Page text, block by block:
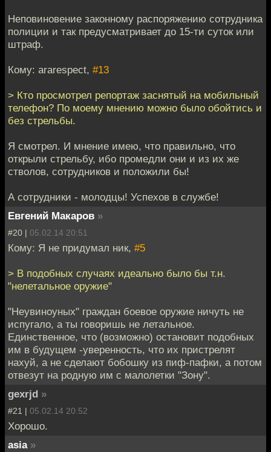
Неповиновение законному распоряжению сотрудника
полиции и так предусматривает до 15-ти суток или
штраф.
Кому: ararespect, #13
> Кто просмотрел репортаж заснятый на мобильный
телефон? По моему мнению можно было обойтись и
без стрельбы.
Я смотрел. И мнение имею, что правильно, что
открыли стрельбу, ибо промедли они и из их же
стволов, сотрудников и положили бы!
А сотрудники - молодцы! Успехов в службе!
Евгений Макаров »
#20 | 05.02.14 20:51
Кому: Я не придумал ник, #5
> В подобных случаях идеально было бы т.н.
"нелетальное оружие"
"Неувиноуных" граждан боевое оружие ничуть не
испугало, а ты говоришь не летальное.
Единственное, что (возможно) остановит подобных
им в будущем -уверенность, что их пристрелят
нахуй, а не сделают бобошку из пиф-пафки, а потом
отвезут на родную им с малолетки "Зону".
gexrjd »
#21 | 05.02.14 20:52
Хорошо.
asia »